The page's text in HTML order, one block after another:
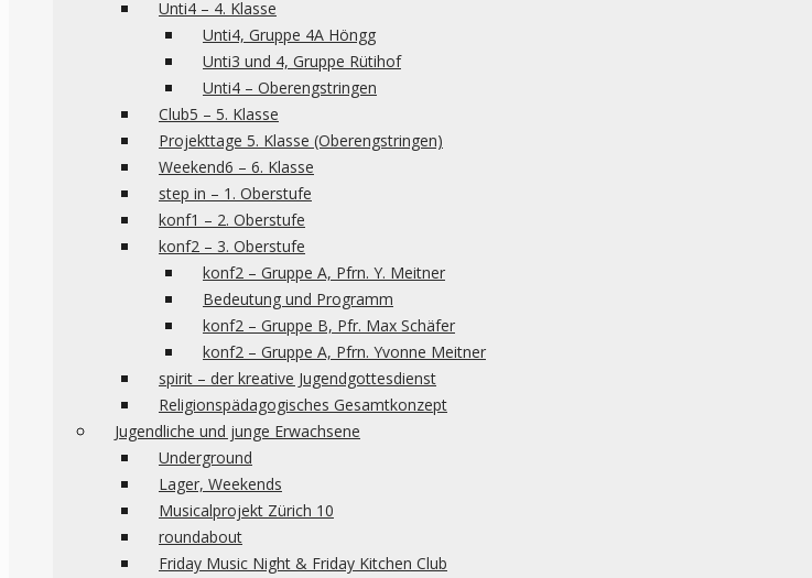
Unti4 – 4. Klasse
Unti4, Gruppe 4A Höngg
Unti3 und 4, Gruppe Rütihof
Unti4 – Oberengstringen
Club5 – 5. Klasse
Projekttage 5. Klasse (Oberengstringen)
Weekend6 – 6. Klasse
step in – 1. Oberstufe
konf1 – 2. Oberstufe
konf2 – 3. Oberstufe
konf2 – Gruppe A, Pfrn. Y. Meitner
Bedeutung und Programm
konf2 – Gruppe B, Pfr. Max Schäfer
konf2 – Gruppe A, Pfrn. Yvonne Meitner
spirit – der kreative Jugendgottesdienst
Religionspädagogisches Gesamtkonzept
Jugendliche und junge Erwachsene
Underground
Lager, Weekends
Musicalprojekt Zürich 10
roundabout
Friday Music Night & Friday Kitchen Club